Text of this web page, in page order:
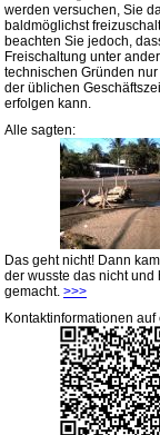
werden versuchen, Sie
baldmöglichst
beachten Sie jedoch,
Freischaltung unter
technischen Gründen
der üblichen
erfolgen kann.
Alle sagten:
Das geht nicht! Dann
der wusste das nicht und
gemacht. >>>
Kontaktinformationen